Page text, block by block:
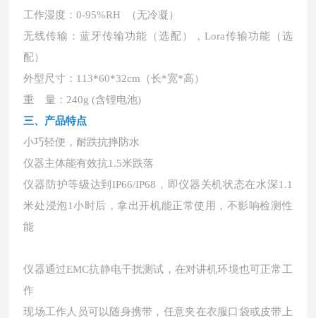
工作湿度：0-95%RH （无冷凝）
无线传输：蓝牙传输功能（选配）， Lora传输功能（选
配）
外型尺寸： 113*60*32cm（长*宽*高）
重 量：240g (含锂电池)
三、产品特点
小巧轻便，耐跌抗摔防水
仪器主体能有效抗1.5米跌落
仪器防护等级达到 IP66/IP68，即仪器关机状态在水深1.1
米处浸泡1小时后，拿出开机能正常使用，不影响检测性
能
仪器通过EMC抗静电干扰测试，在对讲机环境也可正常工
作
现场工作人员可以随身携带，任意夹在衣服口袋或皮带上